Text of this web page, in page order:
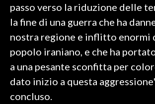
#CARAUNIONE
3 MINUTI CON
INSULARITÀ
INFO AZIENDE
ABBONATI
passo verso la riduzione delle
la fine di una guerra che ha
nostra regione e inflitto enormi
popolo iraniano, e che ha
a una pesante sconfitta per
dato inizio a questa
concluso.